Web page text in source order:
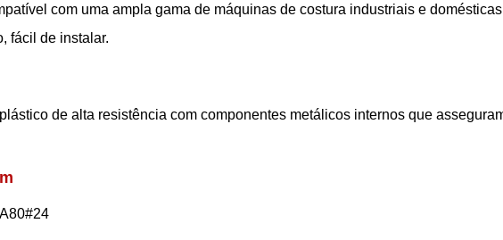
com uma ampla gama de máquinas de costura industriais e
fácil de instalar.
de alta resistência com componentes metálicos internos que